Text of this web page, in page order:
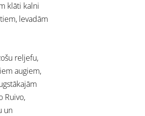
klāti kalni
levadām
reljefu,
augiem,
Ruivo,
un